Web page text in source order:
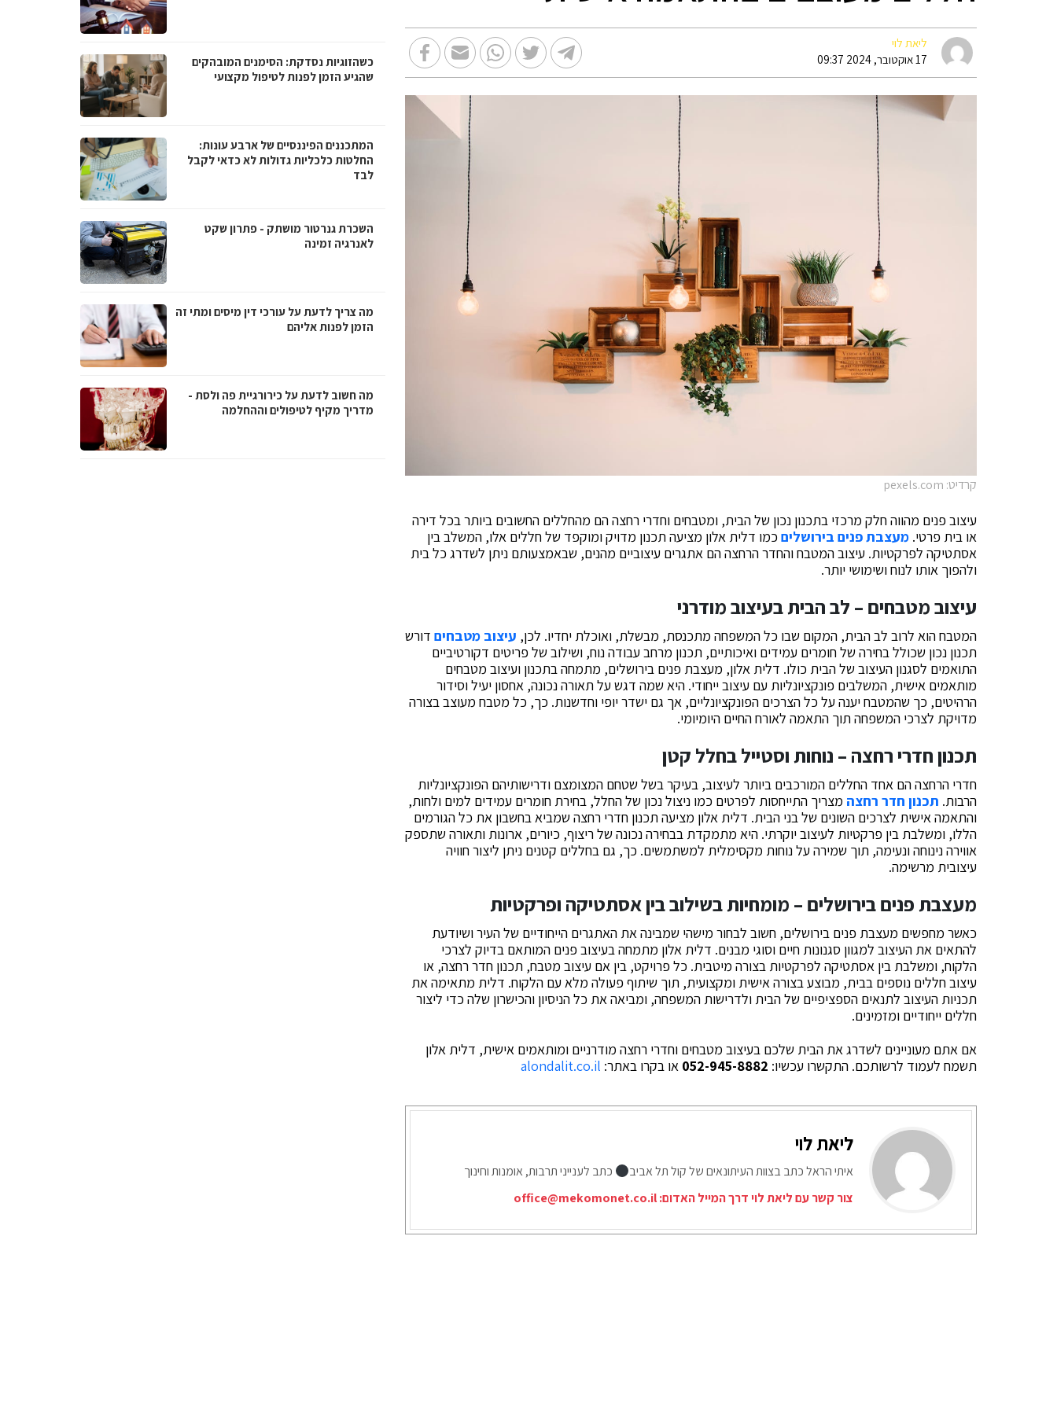
ליאת לוי
17 אוקטובר, 2024 09:37
קרדיט: pexels.com
עיצוב פנים מהווה חלק מרכזי בתכנון נכון של הבית, ומטבחים וחדרי רחצה הם מהחללים החשובים ביותר בכל דירה
או בית פרטי. מעצבת פנים בירושלים כמו דלית אלון מציעה תכנון מדויק ומוקפד של חללים אלו, המשלב בין
אסתטיקה לפרקטיות. עיצוב המטבח והחדר הרחצה הם אתגרים עיצוביים מהנים, שבאמצעותם ניתן לשדרג כל בית
ולהפוך אותו לנוח ושימושי יותר.
עיצוב מטבחים – לב הבית בעיצוב מודרני
המטבח הוא לרוב לב הבית, המקום שבו כל המשפחה מתכנסת, מבשלת, ואוכלת יחדיו. לכן, עיצוב מטבחים דורש
תכנון נכון שכולל בחירה של חומרים עמידים ואיכותיים, תכנון מרחב עבודה נוח, ושילוב של פריטים דקורטיביים
התואמים לסגנון העיצוב של הבית כולו. דלית אלון, מעצבת פנים בירושלים, מתמחה בתכנון ועיצוב מטבחים
מותאמים אישית, המשלבים פונקציונליות עם עיצוב ייחודי. היא שמה דגש על תאורה נכונה, אחסון יעיל וסידור
הרהיטים, כך שהמטבח יענה על כל הצרכים הפונקציונליים, אך גם ישדר יופי וחדשנות. כך, כל מטבח מעוצב בצורה
מדויקת לצרכי המשפחה תוך התאמה לאורח החיים היומיומי.
תכנון חדרי רחצה – נוחות וסטייל בחלל קטן
חדרי הרחצה הם אחד החללים המורכבים ביותר לעיצוב, בעיקר בשל שטחם המצומצם ודרישותיהם הפונקציונליות
הרבות. תכנון חדר רחצה מצריך התייחסות לפרטים כמו ניצול נכון של החלל, בחירת חומרים עמידים למים ולחות,
והתאמה אישית לצרכים השונים של בני הבית. דלית אלון מציעה תכנון חדרי רחצה שמביא בחשבון את כל הגורמים
הללו, ומשלבת בין פרקטיות לעיצוב יוקרתי. היא מתמקדת בבחירה נכונה של ריצוף, כיורים, ארונות ותאורה שתספק
אווירה נינוחה ונעימה, תוך שמירה על נוחות מקסימלית למשתמשים. כך, גם בחללים קטנים ניתן ליצור חוויה
עיצובית מרשימה.
מעצבת פנים בירושלים – מומחיות בשילוב בין אסתטיקה ופרקטיות
כאשר מחפשים מעצבת פנים בירושלים, חשוב לבחור מישהי שמבינה את האתגרים הייחודיים של העיר ושיודעת
להתאים את העיצוב למגוון סגנונות חיים וסוגי מבנים. דלית אלון מתמחה בעיצוב פנים המותאם בדיוק לצרכי
הלקוח, ומשלבת בין אסתטיקה לפרקטיות בצורה מיטבית. כל פרויקט, בין אם עיצוב מטבח, תכנון חדר רחצה, או
עיצוב חללים נוספים בבית, מבוצע בצורה אישית ומקצועית, תוך שיתוף פעולה מלא עם הלקוח. דלית מתאימה את
תכניות העיצוב לתנאים הספציפיים של הבית ולדרישות המשפחה, ומביאה את כל הניסיון והכישרון שלה כדי ליצור
חללים ייחודיים ומזמינים.
אם אתם מעוניינים לשדרג את הבית שלכם בעיצוב מטבחים וחדרי רחצה מודרניים ומותאמים אישית, דלית אלון
תשמח לעמוד לרשותכם. התקשרו עכשיו: 052-945-8882 או בקרו באתר: alondalit.co.il
ליאת לוי
איתי הראל כתב בצוות העיתונאים של קול תל אביב
כתב לענייני תרבות, אומנות וחינוך
צור קשר עם ליאת לוי דרך המייל האדום:office@mekomonet.co.il
כשהזוגיות נסדקת: הסימנים המובהקים
שהגיע הזמן לפנות לטיפול מקצועי
המתכננים הפיננסיים של ארבע עונות:
החלטות כלכליות גדולות לא כדאי לקבל
לבד
השכרת גנרטור מושתק - פתרון שקט
לאנרגיה זמינה
מה צריך לדעת על עורכי דין מיסים ומתי זה
הזמן לפנות אליהם
מה חשוב לדעת על כירורגיית פה ולסת -
מדריך מקיף לטיפולים וההחלמה